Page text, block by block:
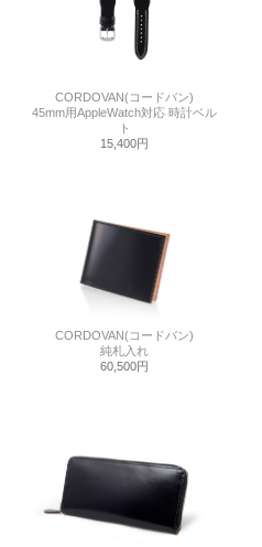
CORDOVAN(コードバン)
45mm用AppleWatch対応 時計ベル
ト
15,400円
CORDOVAN(コードバン)
純札入れ
60,500円